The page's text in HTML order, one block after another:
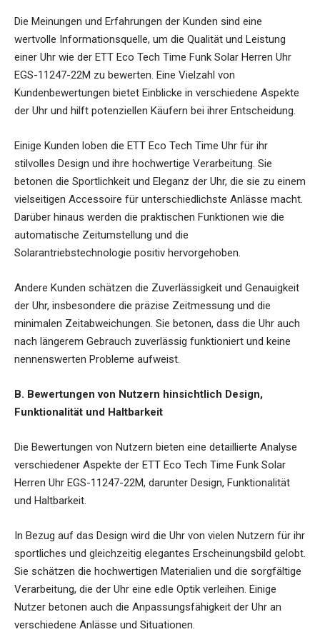
Die Meinungen und Erfahrungen der Kunden sind eine
wertvolle Informationsquelle, um die Qualität und Leistung
einer Uhr wie der ETT Eco Tech Time Funk Solar Herren Uhr
EGS-11247-22M zu bewerten. Eine Vielzahl von
Kundenbewertungen bietet Einblicke in verschiedene Aspekte
der Uhr und hilft potenziellen Käufern bei ihrer Entscheidung.
Einige Kunden loben die ETT Eco Tech Time Uhr für ihr
stilvolles Design und ihre hochwertige Verarbeitung. Sie
betonen die Sportlichkeit und Eleganz der Uhr, die sie zu einem
vielseitigen Accessoire für unterschiedlichste Anlässe macht.
Darüber hinaus werden die praktischen Funktionen wie die
automatische Zeitumstellung und die
Solarantriebstechnologie positiv hervorgehoben.
Andere Kunden schätzen die Zuverlässigkeit und Genauigkeit
der Uhr, insbesondere die präzise Zeitmessung und die
minimalen Zeitabweichungen. Sie betonen, dass die Uhr auch
nach längerem Gebrauch zuverlässig funktioniert und keine
nennenswerten Probleme aufweist.
B. Bewertungen von Nutzern hinsichtlich Design,
Funktionalität und Haltbarkeit
Die Bewertungen von Nutzern bieten eine detaillierte Analyse
verschiedener Aspekte der ETT Eco Tech Time Funk Solar
Herren Uhr EGS-11247-22M, darunter Design, Funktionalität
und Haltbarkeit.
In Bezug auf das Design wird die Uhr von vielen Nutzern für ihr
sportliches und gleichzeitig elegantes Erscheinungsbild gelobt.
Sie schätzen die hochwertigen Materialien und die sorgfältige
Verarbeitung, die der Uhr eine edle Optik verleihen. Einige
Nutzer betonen auch die Anpassungsfähigkeit der Uhr an
verschiedene Anlässe und Situationen.